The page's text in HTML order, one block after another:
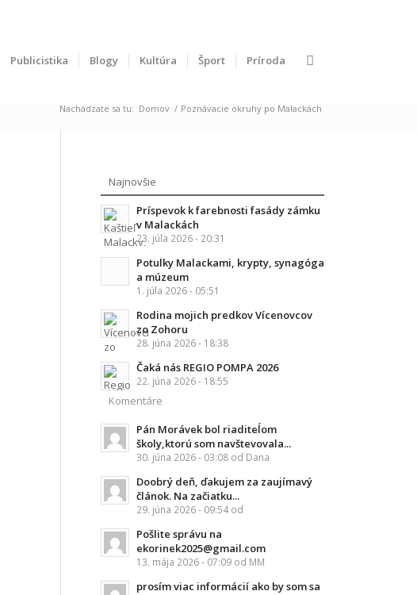
Publicistika Blogy Kultúra Šport Príroda
Nachádzate sa tu: Domov / Poznávacie okruhy po Malackách
Najnovšie
Príspevok k farebnosti fasády zámku
v Malackách
23. júla 2026 - 20:31
Potulky Malackami, krypty, synagóga
a múzeum
1. júla 2026 - 05:51
Rodina mojich predkov Vícenovcov
zo Zohoru
28. júna 2026 - 18:38
Čaká nás REGIO POMPA 2026
22. júna 2026 - 18:55
Komentáre
Pán Morávek bol riaditeĺom
školy,ktorú som navštevovala...
30. júna 2026 - 03:08 od Dana
Doobrý deň, ďakujem za zaujímavý
článok. Na začiatku...
29. júna 2026 - 09:54 od
Pošlite správu na
ekorinek2025@gmail.com
13. mája 2026 - 07:09 od MM
prosím viac informácií ako by som sa